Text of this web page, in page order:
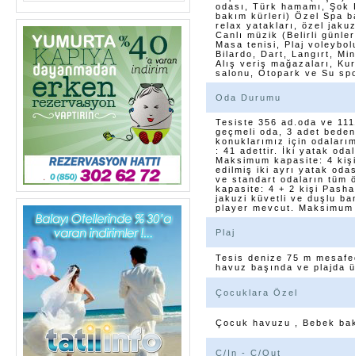
odası, Türk hamamı,
bakım kürleri) Özel Spa
relax yatakları, özel
Canlı müzik (Belirli
Masa tenisi, Plaj
Bilardo, Dart, Langırt,
Alış veriş mağazaları,
salonu, Otopark ve Su
Oda Durumu
Tesiste 356 ad.oda ve
geçmeli oda, 3 adet
konuklarımız için
: 41 adettir. İki yatak
Maksimum kapasite: 4
edilmiş iki ayrı yatak
ve standart odaların tüm
kapasite: 4 + 2 kişi
jakuzi küvetli ve duşlu
player mevcut.
Plaj
Tesis denize 75 m
havuz başında ve plajda
Çocuklara Özel
Çocuk havuzu , Bebek
C/In - C/Out